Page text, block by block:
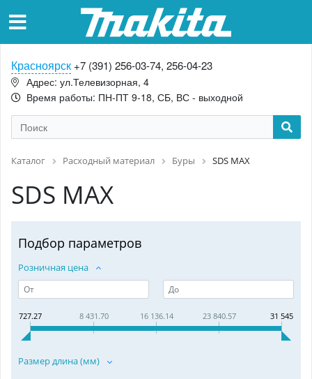
Красноярск +7 (391) 256-03-74, 256-04-23
Адрес: ул.Телевизорная, 4
Время работы: ПН-ПТ 9-18, СБ, ВС - выходной
Каталог Расходный материал Буры SDS MAX
SDS MAX
Подбор параметров
Розничная цена
727.27 8 431.70 16 136.14 23 840.57 31 545
Размер длина (мм)